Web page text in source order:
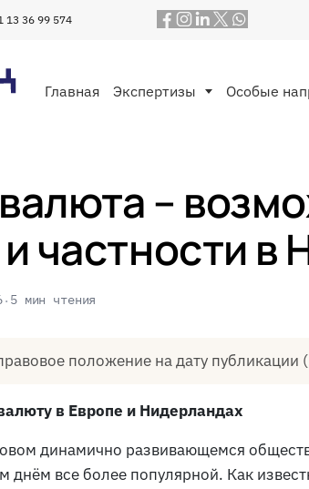
13 36 99 574
Главная Экспертизы Особые
–
частности в
5 мин чтения
положение на дату публикации
в Европе и Нидерландах
динамично развивающемся
днём все более популярной. Как